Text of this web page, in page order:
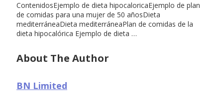
ContenidosEjemplo de dieta hipocaloricaEjemplo de plan
de comidas para una mujer de 50 añosDieta
mediterráneaDieta mediterráneaPlan de comidas de la
dieta hipocalórica Ejemplo de dieta …
About The Author
BN Limited